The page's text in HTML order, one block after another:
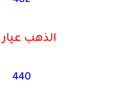
الذهب عيار 22
440